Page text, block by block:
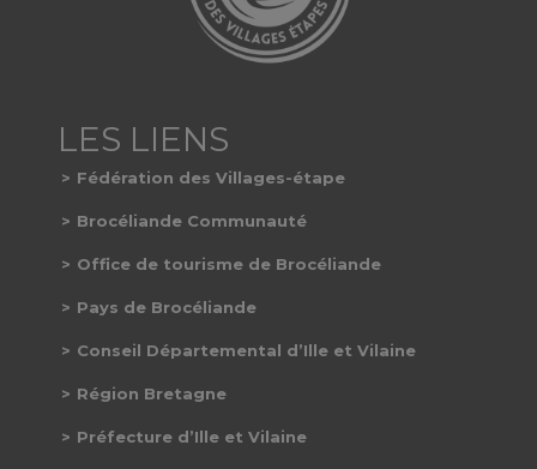
Fédération des Villages-étape
Brocéliande Communauté
Office de tourisme de Brocéliande
Pays de Brocéliande
Conseil Départemental d’Ille et Vilaine
Région Bretagne
Préfecture d’Ille et Vilaine